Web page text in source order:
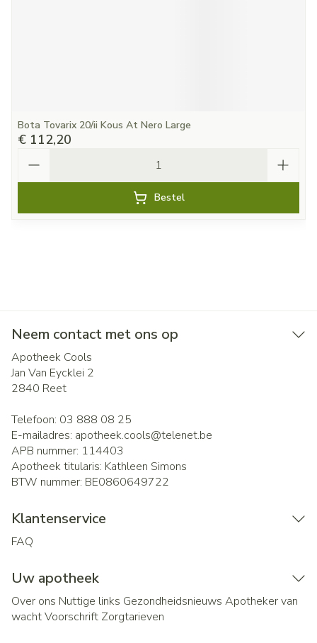
Bota Tovarix 20/ii Kous At Nero Large
€ 112,20
Bestel
Neem contact met ons op
Apotheek Cools
Jan Van Eycklei 2
2840 Reet
Telefoon: 03 888 08 25
E-mailadres: apotheek.cools@telenet.be
APB nummer: 114403
Apotheek titularis: Kathleen Simons
BTW nummer: BE0860649722
Klantenservice
FAQ
Uw apotheek
Over ons Nuttige links Gezondheidsnieuws Apotheker van
wachtVoorschrift Zorgtarieven